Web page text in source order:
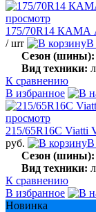
просмотр
175/70R14 КАМА
/ шт
В
Сезон (шины):
Вид техники:
К сравнению
В избранное
просмотр
215/65R16C Viatti
руб.
В
Сезон (шины):
Вид техники:
К сравнению
В избранное
Новинка